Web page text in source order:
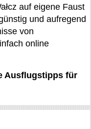
auf eigene Faust
und aufregend
von
online
Ausflugstipps für